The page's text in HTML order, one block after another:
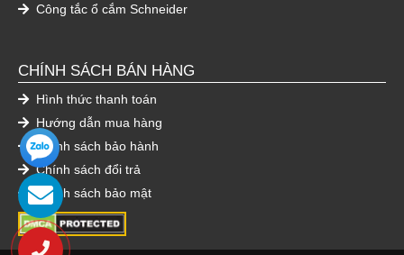
Công tắc ổ cắm Schneider
CHÍNH SÁCH BÁN HÀNG
Hình thức thanh toán
Hướng dẫn mua hàng
Chính sách bảo hành
Chính sách đổi trả
Chính sách bảo mật